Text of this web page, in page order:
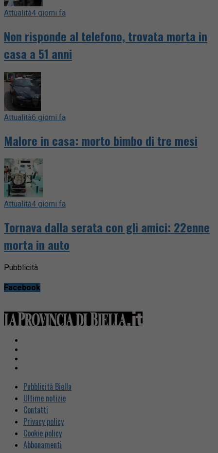
Attualità4 giorni fa
Non risponde al telefono, trovata morta in
casa a 51 anni
Attualità6 giorni fa
Malore in casa: morto bimbo di tre mesi
Attualità4 giorni fa
Tornava dalla serata con gli amici: 22enne
morta in auto
Pubblicità
Facebook
Pubblicità Biella
Ultime notizie
Contatti
Privacy policy
Cookie policy
Abbonamenti